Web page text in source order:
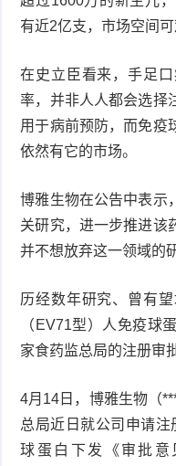
有近2亿支，市场空间可
在史立臣看来，手足
率，并非人人都会选择
用于病前预防，而免疫
依然有它的市场。
博雅生物在公告中表示
关研究，进一步推进该
并不想放弃这一领域的
历经数年研究、曾有
（EV71型）人免疫球
家食药监总局的注册审
4月14日，博雅生物（
总局近日就公司申请
球蛋白下发《审批